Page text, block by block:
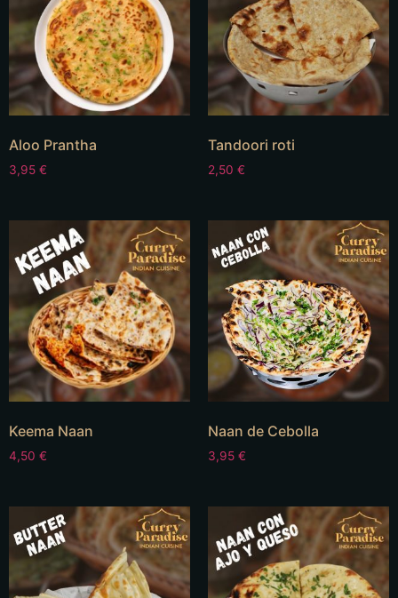
Aloo Prantha
3,95 €
Tandoori roti
2,50 €
Keema Naan
4,50 €
Naan de Cebolla
3,95 €